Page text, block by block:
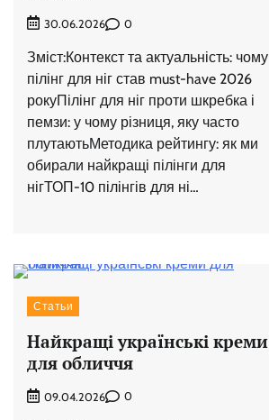
30.06.2026 0
Зміст:Контекст та актуальність: чому
пілінг для ніг став must-have 2026
рокуПілінг для ніг проти шкребка і
пемзи: у чому різниця, яку часто
плутаютьМетодика рейтингу: як ми
обирали найкращі пілінги для
нігТОП-10 пілінгів для ні…
Статьи
Найкращі українські креми
для обличчя
09.04.2026 0